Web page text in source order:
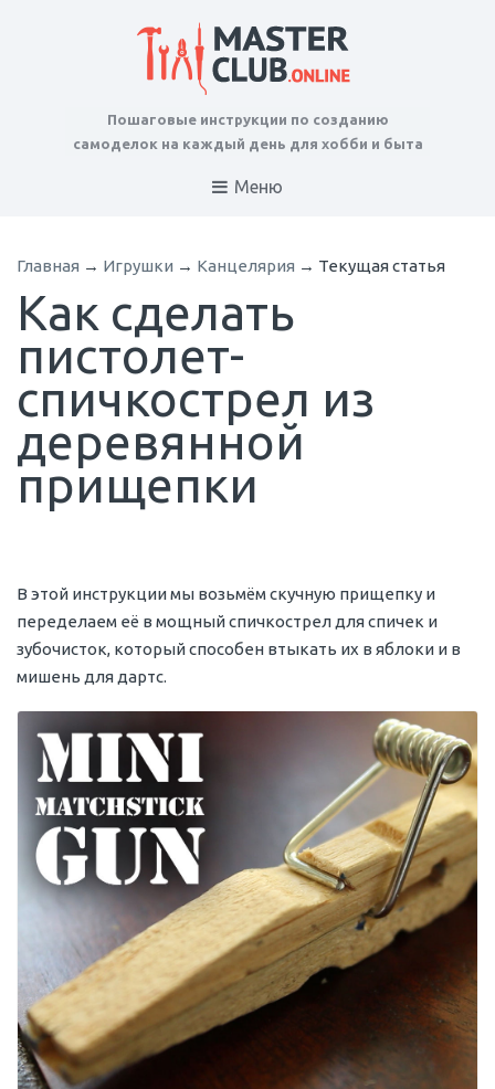
Пошаговые инструкции по созданию
самоделок на каждый день для хобби и быта
Меню
Главная → Игрушки → Канцелярия → Текущая статья
Как сделать
пистолет-
спичкострел из
деревянной
прищепки
В этой инструкции мы возьмём скучную прищепку и
переделаем её в мощный спичкострел для спичек и
зубочисток, который способен втыкать их в яблоки и в
мишень для дартс.